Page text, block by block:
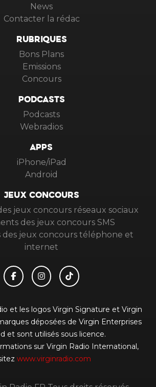
News
Contacter la rédac
RUBRIQUES
Bons Plans
Emissions
Concours
PODCASTS
Podcasts
Webradios
APPS
iPhone/iPad
Android
JEUX CONCOURS
jeux concours réseaux sociaux
des jeux concours SMS
des jeux concours téléphone et
internet
et les logos Virgin Signature et Virgin
déposées de Virgin Enterprises
et sont utilisés sous licence.
sur Virgin Radio International,
www.virginradio.com